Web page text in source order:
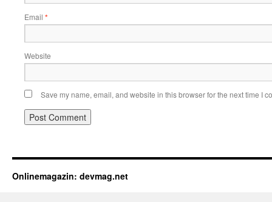
Email *
Website
Save my name, email, and website in this browser for the next time I
Onlinemagazin: devmag.net